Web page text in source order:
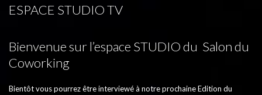
ESPACE STUDIO TV
Bienvenue sur l’espace STUDIO du Salon du
Coworking
Bientôt vous pourrez être interviewé à notre prochaine Edition du